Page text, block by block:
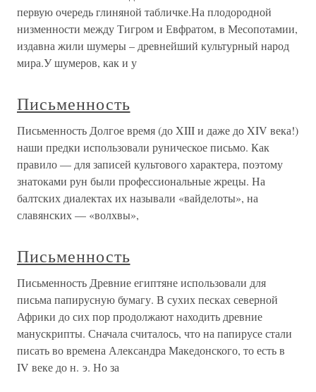
первую очередь глиняной табличке.На плодородной
низменности между Тигром и Евфратом, в Месопотамии,
издавна жили шумеры – древнейший культурный народ
мира.У шумеров, как и у
Письменность
Письменность Долгое время (до XIII и даже до XIV века!)
наши предки использовали руническое письмо. Как
правило — для записей культового характера, поэтому
знатоками рун были профессиональные жрецы. На
балтских диалектах их называли «вайделоты», на
славянских — «волхвы»,
Письменность
Письменность Древние египтяне использовали для
письма папирусную бумагу. В сухих песках северной
Африки до сих пор продолжают находить древние
манускрипты. Сначала считалось, что на папирусе стали
писать во времена Александра Македонского, то есть в
IV веке до н. э. Но за